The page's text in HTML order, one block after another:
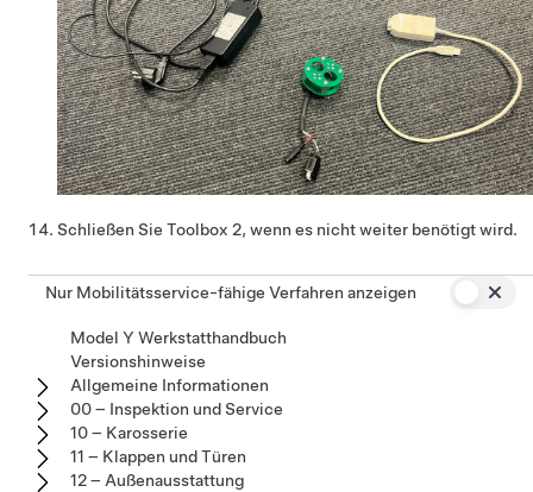
Schließen Sie Toolbox 2, wenn es nicht weiter benötigt wird.
Nur Mobilitätsservice-fähige Verfahren anzeigen
Model Y Werkstatthandbuch
Versionshinweise
Allgemeine Informationen
00 – Inspektion und Service
10 – Karosserie
11 – Klappen und Türen
12 – Außenausstattung